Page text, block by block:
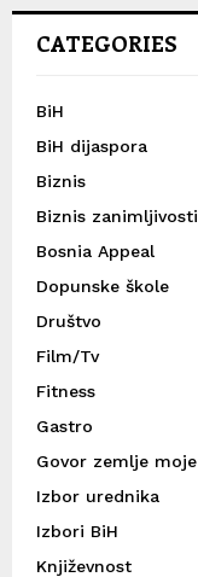
CATEGORIES
BiH
BiH dijaspora
Biznis
Biznis zanimljivosti
Bosnia Appeal
Dopunske škole
Društvo
Film/Tv
Fitness
Gastro
Govor zemlje moje
Izbor urednika
Izbori BiH
Književnost